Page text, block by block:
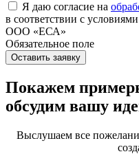
Я даю согласие на
в соответствии с условиями
ООО «ЕСА»
Обязательное поле
Оставить заявку
Покажем
обсудим вашу
Выслушаем все